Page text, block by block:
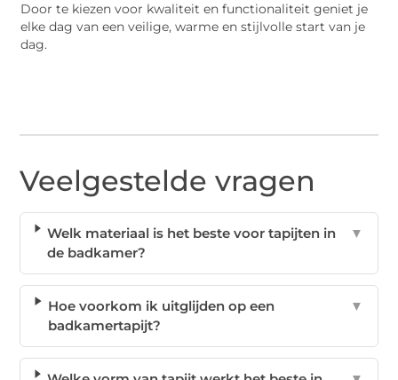
Door te kiezen voor kwaliteit en functionaliteit geniet je
elke dag van een veilige, warme en stijlvolle start van je
dag.
Veelgestelde vragen
Welk materiaal is het beste voor tapijten in
de badkamer?
▼
Hoe voorkom ik uitglijden op een
badkamertapijt?
▼